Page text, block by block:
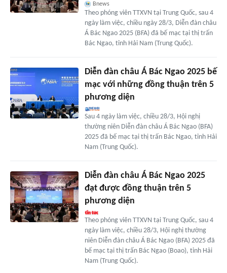
Bnews
Theo phóng viên TTXVN tại Trung Quốc, sau 4
ngày làm việc, chiều ngày 28/3, Diễn đàn châu
Á Bác Ngao 2025 (BFA) đã bế mạc tại thị trấn
Bác Ngao, tỉnh Hải Nam (Trung Quốc).
Diễn đàn châu Á Bác Ngao 2025 bế
mạc với những đồng thuận trên 5
phương diện
Sau 4 ngày làm việc, chiều 28/3, Hội nghị
thường niên Diễn đàn châu Á Bác Ngao (BFA)
2025 đã bế mạc tại thị trấn Bác Ngao, tỉnh Hải
Nam (Trung Quốc).
Diễn đàn châu Á Bác Ngao 2025
đạt được đồng thuận trên 5
phương diện
Theo phóng viên TTXVN tại Trung Quốc, sau 4
ngày làm việc, chiều 28/3, Hội nghị thường
niên Diễn đàn châu Á Bác Ngao (BFA) 2025 đã
bế mạc tại thị trấn Bác Ngao (Boao), tỉnh Hải
Nam (Trung Quốc).